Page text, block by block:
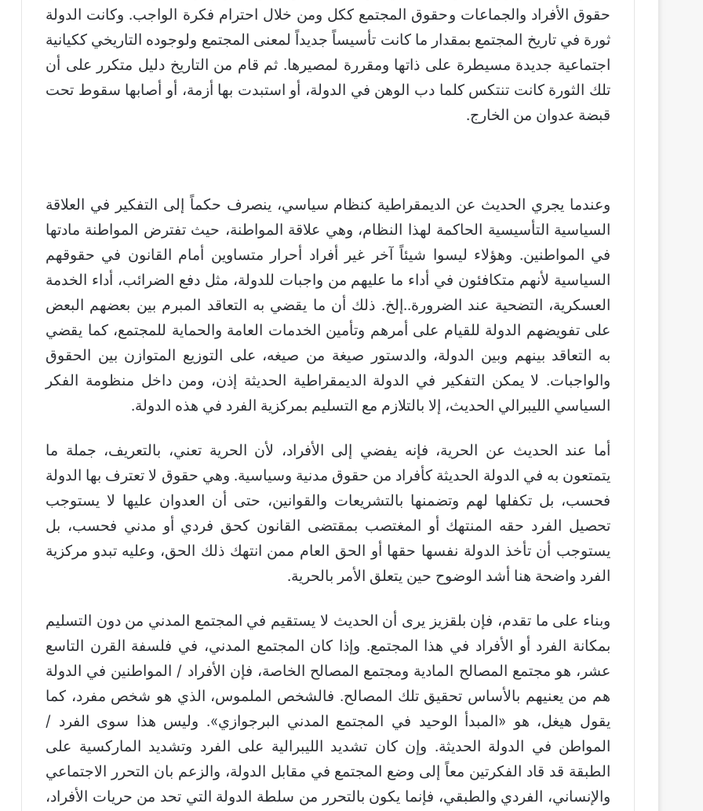
حقوق الأفراد والجماعات وحقوق المجتمع ككل ومن خلال احترام فكرة الواجب. وكانت الدولة
ثورة في تاريخ المجتمع بمقدار ما كانت تأسيساً جديداً لمعنى المجتمع ولوجوده التاريخي ككيانية
اجتماعية جديدة مسيطرة على ذاتها ومقررة لمصيرها. ثم قام من التاريخ دليل متكرر على أن
تلك الثورة كانت تنتكس كلما دب الوهن في الدولة، أو استبدت بها أزمة، أو أصابها سقوط تحت
قبضة عدوان من الخارج.
وعندما يجري الحديث عن الديمقراطية كنظام سياسي، ينصرف حكماً إلى التفكير في العلاقة
السياسية التأسيسية الحاكمة لهذا النظام، وهي علاقة المواطنة، حيث تفترض المواطنة مادتها
في المواطنين. وهؤلاء ليسوا شيئاً آخر غير أفراد أحرار متساوين أمام القانون في حقوقهم
السياسية لأنهم متكافئون في أداء ما عليهم من واجبات للدولة، مثل دفع الضرائب، أداء الخدمة
العسكرية، التضحية عند الضرورة..إلخ. ذلك أن ما يقضي به التعاقد المبرم بين بعضهم البعض
على تفويضهم الدولة للقيام على أمرهم وتأمين الخدمات العامة والحماية للمجتمع، كما يقضي
به التعاقد بينهم وبين الدولة، والدستور صيغة من صيغه، على التوزيع المتوازن بين الحقوق
والواجبات. لا يمكن التفكير في الدولة الديمقراطية الحديثة إذن، ومن داخل منظومة الفكر
السياسي الليبرالي الحديث، إلا بالتلازم مع التسليم بمركزية الفرد في هذه الدولة.
أما عند الحديث عن الحرية، فإنه يفضي إلى الأفراد، لأن الحرية تعني، بالتعريف، جملة ما
يتمتعون به في الدولة الحديثة كأفراد من حقوق مدنية وسياسية. وهي حقوق لا تعترف بها الدولة
فحسب، بل تكفلها لهم وتضمنها بالتشريعات والقوانين، حتى أن العدوان عليها لا يستوجب
تحصيل الفرد حقه المنتهك أو المغتصب بمقتضى القانون كحق فردي أو مدني فحسب، بل
يستوجب أن تأخذ الدولة نفسها حقها أو الحق العام ممن انتهك ذلك الحق، وعليه تبدو مركزية
الفرد واضحة هنا أشد الوضوح حين يتعلق الأمر بالحرية.
وبناء على ما تقدم، فإن بلقزيز يرى أن الحديث لا يستقيم في المجتمع المدني من دون التسليم
بمكانة الفرد أو الأفراد في هذا المجتمع. وإذا كان المجتمع المدني، في فلسفة القرن التاسع
عشر، هو مجتمع المصالح المادية ومجتمع المصالح الخاصة، فإن الأفراد / المواطنين في الدولة
هم من يعنيهم بالأساس تحقيق تلك المصالح. فالشخص الملموس، الذي هو شخص مفرد، كما
يقول هيغل، هو «المبدأ الوحيد في المجتمع المدني البرجوازي». وليس هذا سوى الفرد /
المواطن في الدولة الحديثة. وإن كان تشديد الليبرالية على الفرد وتشديد الماركسية على
الطبقة قد قاد الفكرتين معاً إلى وضع المجتمع في مقابل الدولة، والزعم بان التحرر الاجتماعي
والإنساني، الفردي والطبقي، فإنما يكون بالتحرر من سلطة الدولة التي تحد من حريات الأفراد،